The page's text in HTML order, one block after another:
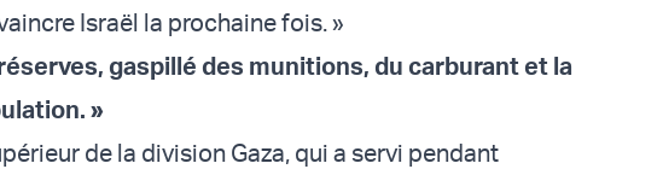
Israël la prochaine fois. »
gaspillé des munitions, du carburant et la
»
de la division Gaza, qui a servi pendant